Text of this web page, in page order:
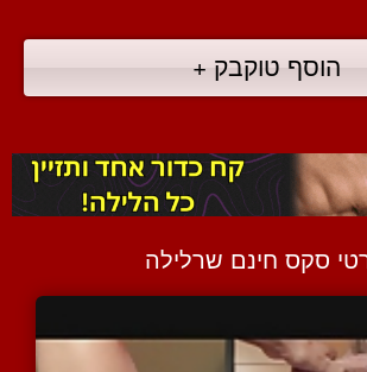
הוסף טוקבק +
סקס חינם שרלילה